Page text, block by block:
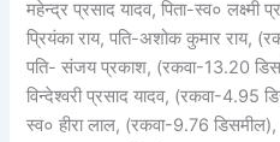
महेन्द्र प्रसाद यादव, पिता-स्व०
प्रियंका राय, पति-अशोक कुमार राय,
पति- संजय प्रकाश, (रकवा-13.20
विन्देश्वरी प्रसाद यादव, (रकवा-4.95
स्व० हीरा लाल, (रकवा-9.76 डिसमील),